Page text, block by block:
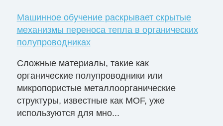
Машинное обучение раскрывает скрытые
механизмы переноса тепла в органических
полупроводниках
Сложные материалы, такие как
органические полупроводники или
микропористые металлоорганические
структуры, известные как MOF, уже
используются для мно...